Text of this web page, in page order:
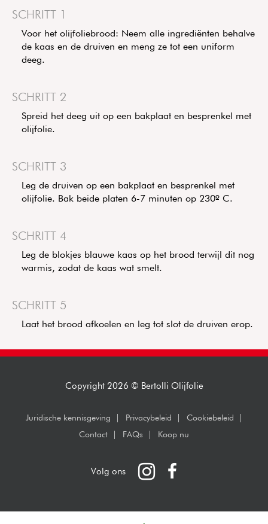
SCHRITT 1
Voor het olijfoliebrood: Neem alle ingrediënten behalve
de kaas en de druiven en meng ze tot een uniform
deeg.
SCHRITT 2
Spreid het deeg uit op een bakplaat en besprenkel met
olijfolie.
SCHRITT 3
Leg de druiven op een bakplaat en besprenkel met
olijfolie. Bak beide platen 6-7 minuten op 230º C.
SCHRITT 4
Leg de blokjes blauwe kaas op het brood terwijl dit nog
warmis, zodat de kaas wat smelt.
SCHRITT 5
Laat het brood afkoelen en leg tot slot de druiven erop.
Copyright 2026 © Bertolli Olijfolie
Juridische kennisgeving Privacybeleid
Cookiebeleid
Contact
FAQs Koop nu
Volg ons
Instagram